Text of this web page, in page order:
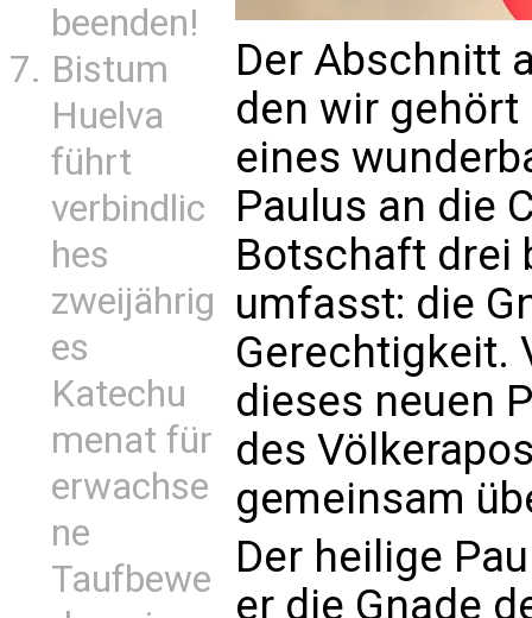
beenden!
Bistum
Huelva
führt
verbindlic
hes
zweijährig
es
Katechu
menat für
erwachse
ne
Taufbewe
Der Abschnitt
den wir gehört
eines
Paulus an die
Botschaft drei
umfasst: die
Gerechtigkeit.
dieses neuen
des
gemeinsam
Der heilige
er die Gnade